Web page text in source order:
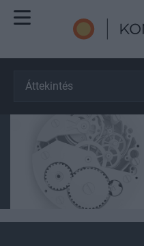
Áttekintés